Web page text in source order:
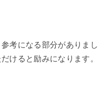
考になる部分がありまし
けると励みになります。